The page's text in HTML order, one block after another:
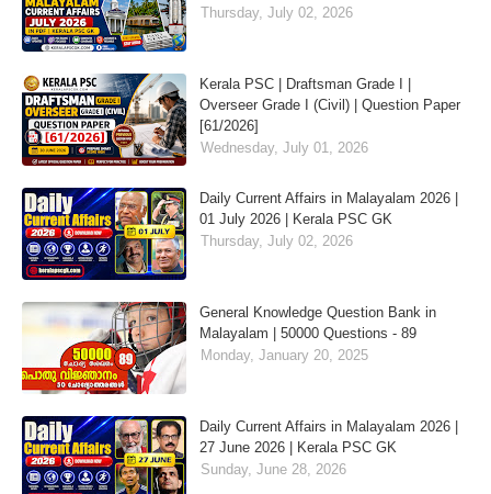
Thursday, July 02, 2026
Kerala PSC | Draftsman Grade I |
Overseer Grade I (Civil) | Question Paper
[61/2026]
Wednesday, July 01, 2026
Daily Current Affairs in Malayalam 2026 |
01 July 2026 | Kerala PSC GK
Thursday, July 02, 2026
General Knowledge Question Bank in
Malayalam | 50000 Questions - 89
Monday, January 20, 2025
Daily Current Affairs in Malayalam 2026 |
27 June 2026 | Kerala PSC GK
Sunday, June 28, 2026